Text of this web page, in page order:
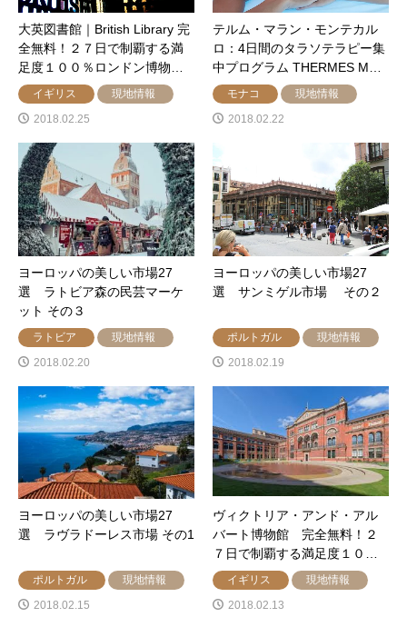
大英図書館｜British Library 完
全無料！２７日で制覇する満
足度１００％ロンドン博物…
イギリス
現地情報
2018.02.25
テルム・マラン・モンテカル
ロ：4日間のタラソテラピー集
中プログラム THERMES M…
モナコ
現地情報
2018.02.22
ヨーロッパの美しい市場27
選 ラトビア森の民芸マーケ
ット その３
ラトビア
現地情報
2018.02.20
ヨーロッパの美しい市場27
選 サンミゲル市場 その２
ポルトガル
現地情報
2018.02.19
ヨーロッパの美しい市場27
選 ラヴラドーレス市場 その1
ポルトガル
現地情報
2018.02.15
ヴィクトリア・アンド・アル
バート博物館 完全無料！２
７日で制覇する満足度１０…
イギリス
現地情報
2018.02.13